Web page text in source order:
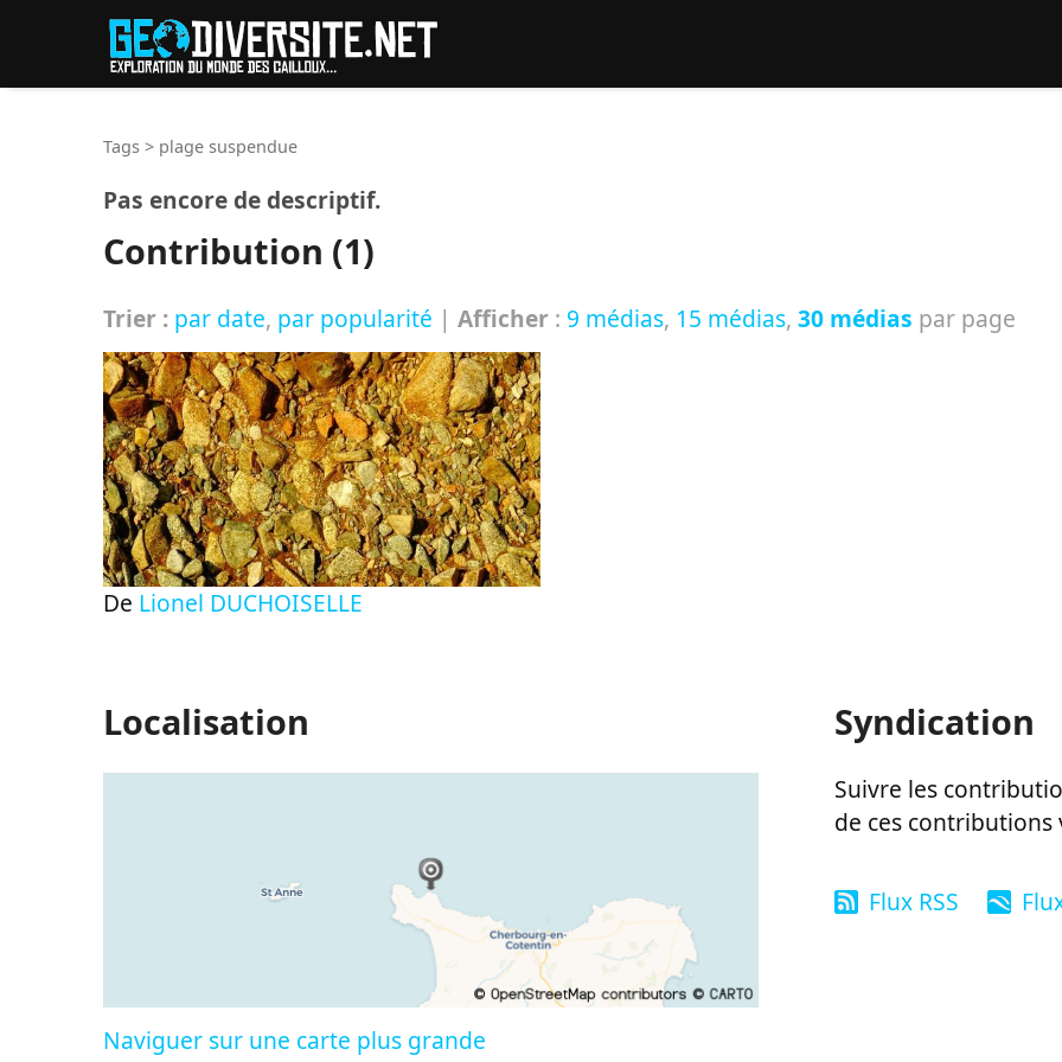
Tags > plage suspendue
Pas encore de descriptif.
Contribution (1)
Trier : par date, par popularité | Afficher : 9 médias, 15 médias, 30 médias par page
De Lionel DUCHOISELLE
Localisation
Naviguer sur une carte plus grande
Syndication
Suivre les
de ces
Flux RSS